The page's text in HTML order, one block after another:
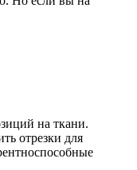
на ткани.
отрезки для